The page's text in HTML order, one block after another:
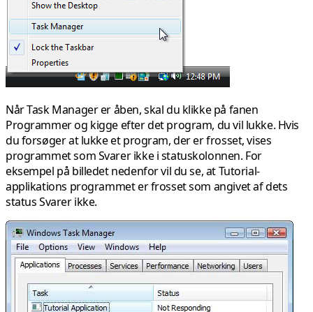
Når Task Manager er åben, skal du klikke på fanen
Programmerog kigge efter det program, du vil lukke. Hvis
du forsøger at lukke et program, der er frosset, vises
programmet som Svarer ikke i statuskolonnen. For
eksempel på billedet nedenfor vil du se, atTutorial-
applikations programmet er frosset som angivet af dets
status Svarer ikke.